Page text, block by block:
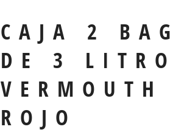
CAJA 2
DE 3
VERMOUTH
ROJO